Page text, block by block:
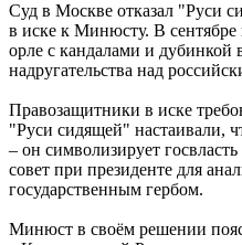
Суд в Москве отказал "Руси
в иске к Минюсту. В сентябре
орле с кандалами и дубинкой
надругательства над
Правозащитники в иске
"Руси сидящей" настаивали,
– он символизирует
совет при президенте для
государственным гербом.
Минюст в своём решении